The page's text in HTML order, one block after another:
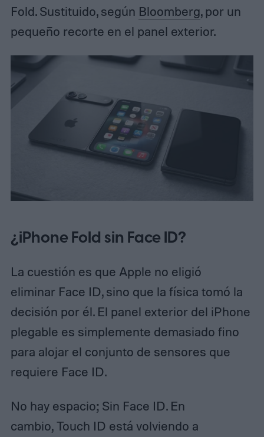
Fold. Sustituido, según Bloomberg, por un
pequeño recorte en el panel exterior.
¿iPhone Fold sin Face ID?
La cuestión es que Apple no eligió
eliminar Face ID, sino que la física tomó la
decisión por él. El panel exterior del iPhone
plegable es simplemente demasiado fino
para alojar el conjunto de sensores que
requiere Face ID.
No hay espacio; Sin Face ID. En
cambio, Touch ID está volviendo a